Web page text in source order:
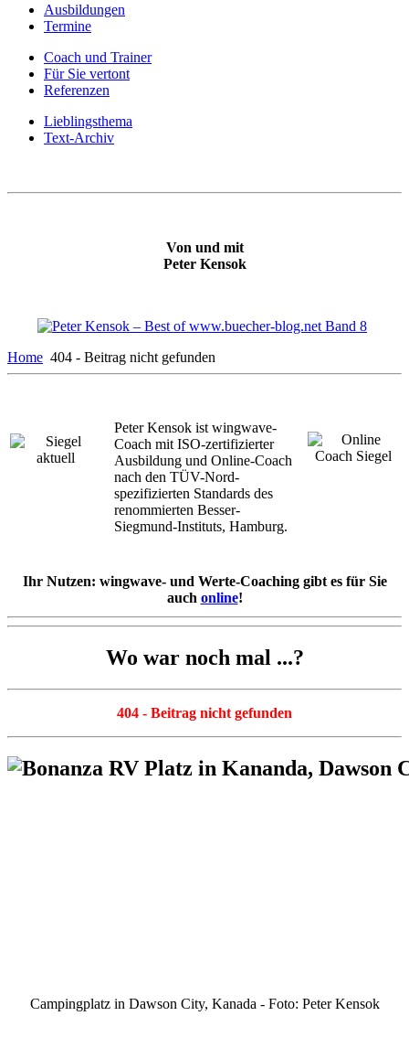
Ausbildungen
Termine
Coach und Trainer
Für Sie vertont
Referenzen
Lieblingsthema
Text-Archiv
Von und mit
Peter Kensok
Home 404 - Beitrag nicht gefunden
Peter Kensok ist wingwave-
Coach mit ISO-zertifizierter
Ausbildung und Online-Coach
nach den TÜV-Nord-
spezifizierten Standards des
renommierten Besser-
Siegmund-Instituts, Hamburg.
Ihr Nutzen: wingwave- und Werte-Coaching gibt es für Sie
auch online!
Wo war noch mal ...?
404 - Beitrag nicht gefunden
Campingplatz in Dawson City, Kanada - Foto: Peter Kensok